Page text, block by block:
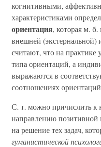
когнитивными,
характеристиками
ориентация, которая м.
внешней (экстернальной)
считают, что на практике
типа ориентаций, а
выражаются в
соотношениях
С. т. можно причислить
направлению позитивной
на решение тех задач,
гуманистической